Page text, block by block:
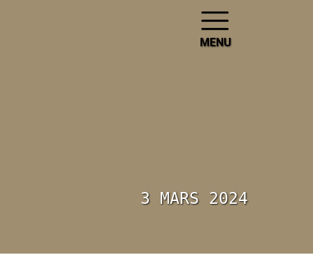
MENU
3 MARS 2024